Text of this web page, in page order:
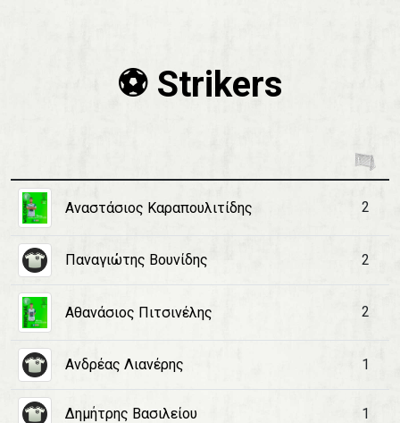
⚽️ Strikers
Αναστάσιος Καραπουλιτίδης 2
Παναγιώτης Βουνίδης 2
Αθανάσιος Πιτσινέλης 2
Ανδρέας Λιανέρης 1
Δημήτρης Βασιλείου 1